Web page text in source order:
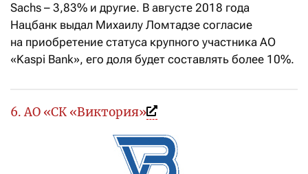
Sachs – 3,83% и другие. В августе 2018 года
Нацбанк выдал Михаилу Ломтадзе согласие
на приобретение статуса крупного участника АО
«Kaspi Bank», его доля будет составлять более 10%.
6. АО «СК «Виктория»